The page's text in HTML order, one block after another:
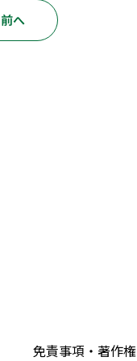
前へ
免責事項・著作権